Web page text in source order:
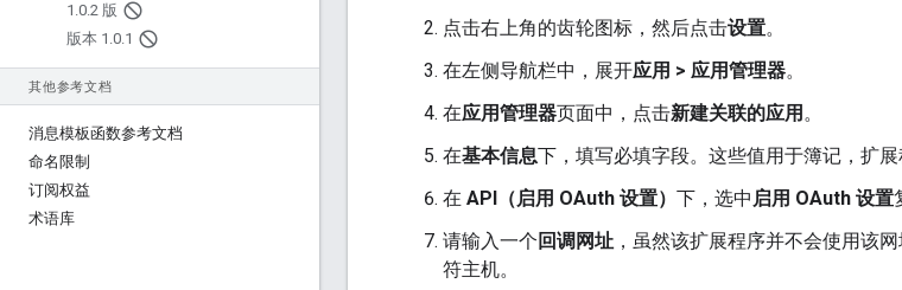
1 .0.2 版
版本 1 .0.1
其他参考文档
消息模板函数参考文档
命名限制
订阅权益
术语库
点击右上角的齿轮图标，然后点击设置。
在左侧导航栏中，展开应用 > 应用管理器。
在应用管理器页面中，点击新建关联的应用 。
在基本信息下，填写必填字段。这些值用于簿记，扩展
在 API（启用 OAuth 设置） 下，选中 启用 OAuth 设置
请输入一个 回调网址 ，虽然该扩展程序并不会使用该
符主机。